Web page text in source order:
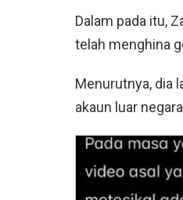
Dalam pada itu,
telah menghina
Menurutnya, dia
akaun luar